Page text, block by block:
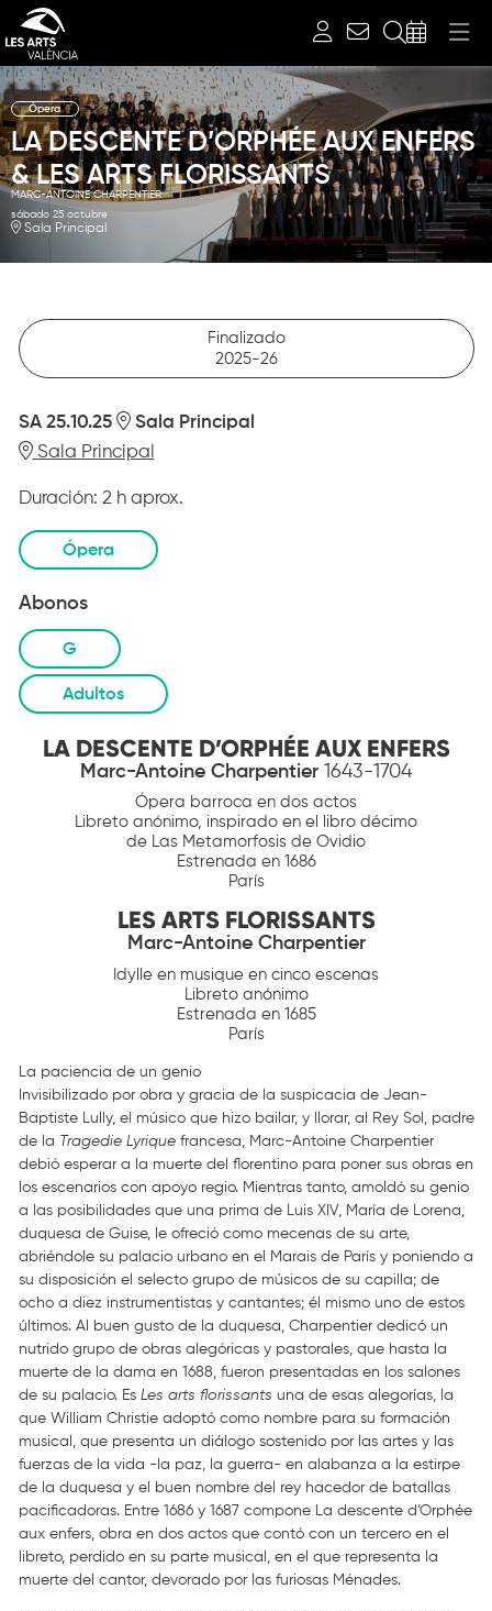
Ópera
LA DESCENTE D’ORPHÉE AUX ENFERS
& LES ARTS FLORISSANTS
MARC-ANTOINE CHARPENTIER
sábado 25 octubre
Sala Principal
Finalizado
2025-26
SA 25.10.25
Sala Principal
Sala Principal
Duración: 2 h aprox.
Ópera
Abonos
G
Adultos
LA DESCENTE D’ORPHÉE AUX ENFERS
Marc-Antoine Charpentier 1643-1704
Ópera barroca en dos actos
Libreto anónimo, inspirado en el libro décimo
de Las Metamorfosis de Ovidio
Estrenada en 1686
París
LES ARTS FLORISSANTS
Marc-Antoine Charpentier
Idylle en musique en cinco escenas
Libreto anónimo
Estrenada en 1685
París
La paciencia de un genio
Invisibilizado por obra y gracia de la suspicacia de Jean-
Baptiste Lully, el músico que hizo bailar, y llorar, al Rey Sol, padre
de la Tragedie Lyriquefrancesa, Marc-Antoine Charpentier
debió esperar a la muerte del florentino para poner sus obras en
los escenarios con apoyo regio. Mientras tanto, amoldó su genio
a las posibilidades que una prima de Luis XIV, María de Lorena,
duquesa de Guise, le ofreció como mecenas de su arte,
abriéndole su palacio urbano en el Marais de París y poniendo a
su disposición el selecto grupo de músicos de su capilla; de
ocho a diez instrumentistas y cantantes; él mismo uno de estos
últimos. Al buen gusto de la duquesa, Charpentier dedicó un
nutrido grupo de obras alegóricas y pastorales, que hasta la
muerte de la dama en 1688, fueron presentadas en los salones
de su palacio. Es Les arts florissants una de esas alegorías, la
que William Christie adoptó como nombre para su formación
musical, que presenta un diálogo sostenido por las artes y las
fuerzas de la vida -la paz, la guerra- en alabanza a la estirpe
de la duquesa y el buen nombre del rey hacedor de batallas
pacificadoras. Entre 1686 y 1687 compone La descente d’Orphée
aux enfers, obra en dos actos que contó con un tercero en el
libreto, perdido en su parte musical, en el que representa la
muerte del cantor, devorado por las furiosas Ménades.